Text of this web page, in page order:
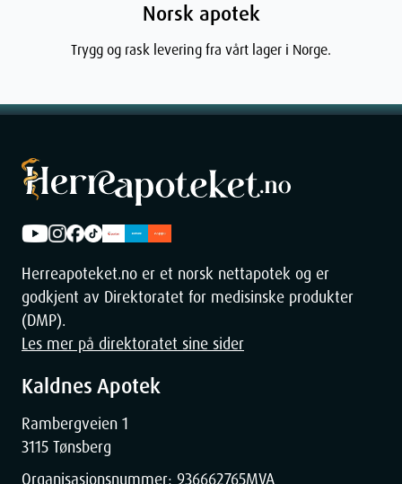
Norsk apotek
Trygg og rask levering fra vårt lager i Norge.
Herreapoteket.no er et norsk nettapotek og er
godkjent av Direktoratet for medisinske produkter
(DMP).
Les mer på direktoratet sine sider
Kaldnes Apotek
Rambergveien 1
3115 Tønsberg
Organisasjonsnummer: 936662765MVA